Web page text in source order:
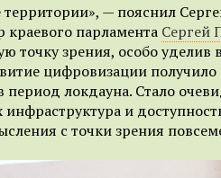
— пояснил
парламента Сергей
точку зрения, особо уделив
цифровизации получило
локдауна. Стало
и
с точки зрения